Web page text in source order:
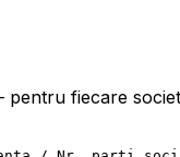
fiecare